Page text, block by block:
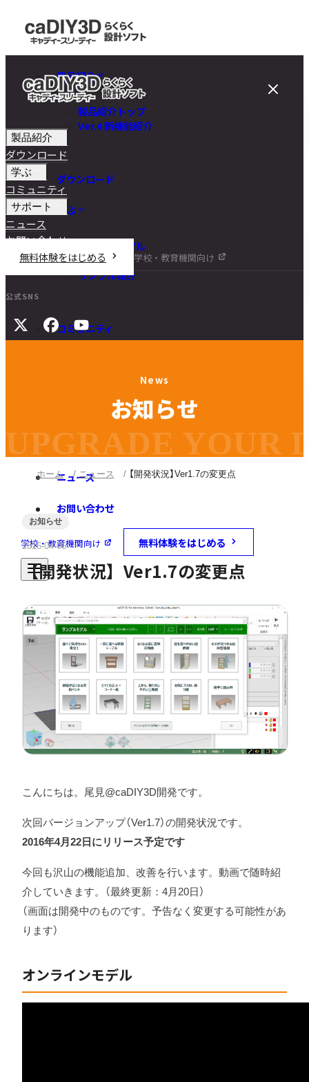
製品紹介
製品紹介トップ
Ver.4 新機能紹介
ダウンロード
学ぶ
チュートリアル
DIY講座
サンプル設計
コミュニティ
マニュアル
旧バージョンダウンロード
ニュース
お問い合わせ
学校・教育機関向け 無料体験をはじめる
製品紹介
ダウンロード
学ぶ
コミュニティ
サポート
ニュース
お問い合わせ
無料体験をはじめる
学校・教育機関向け
公式SNS
News
お知らせ
UPGRADE YOUR
ホーム ニュース 【開発状況】Ver1.7の変更点
お知らせ
2016-04-06
【開発状況】Ver1.7の変更点
こんにちは。尾見@caDIY3D開発です。
次回バージョンアップ（Ver1.7）の開発状況です。
2016年4月22日にリリース予定です
今回も沢山の機能追加、改善を行います。動画で随時紹
介していきます。（最終更新：4月20日）
（画面は開発中のものです。予告なく変更する可能性があ
ります）
オンラインモデル